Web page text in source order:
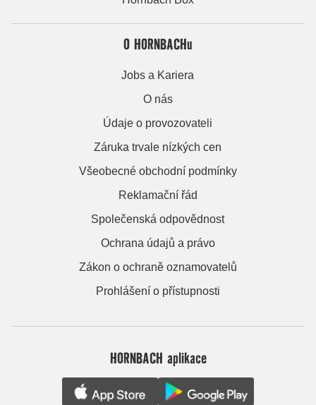
O HORNBACHu
Jobs a Kariera
O nás
Údaje o provozovateli
Záruka trvale nízkých cen
Všeobecné obchodní podmínky
Reklamační řád
Společenská odpovědnost
Ochrana údajů a právo
Zákon o ochraně oznamovatelů
Prohlášení o přístupnosti
HORNBACH aplikace